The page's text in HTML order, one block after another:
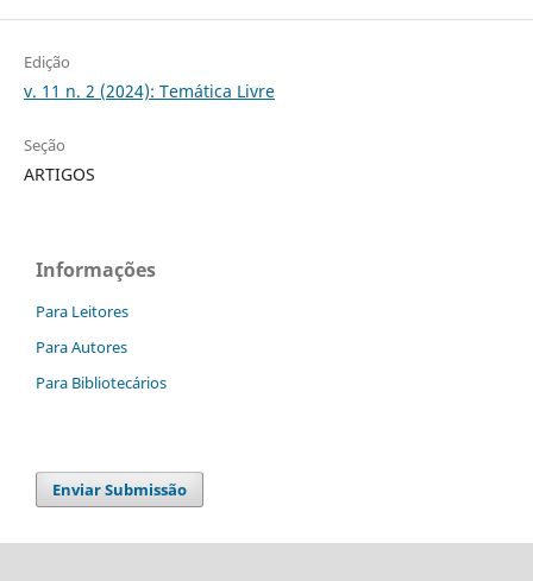
Edição
v. 11 n. 2 (2024): Temática Livre
Seção
ARTIGOS
Informações
Para Leitores
Para Autores
Para Bibliotecários
Enviar Submissão